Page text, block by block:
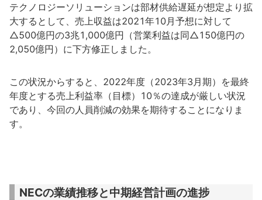
テクノロジーソリューションは部材供給遅延が想定より拡
大するとして、売上収益は2021年10月予想に対して
△500億円の3兆1,000億円（営業利益は同△150億円の
2,050億円）に下方修正しました。
この状況からすると、2022年度（2023年3月期）を最終
年度とする売上利益率（目標）10％の達成が厳しい状況
であり、今回の人員削減の効果を期待することになりま
す。
NECの業績推移と中期経営計画の進捗